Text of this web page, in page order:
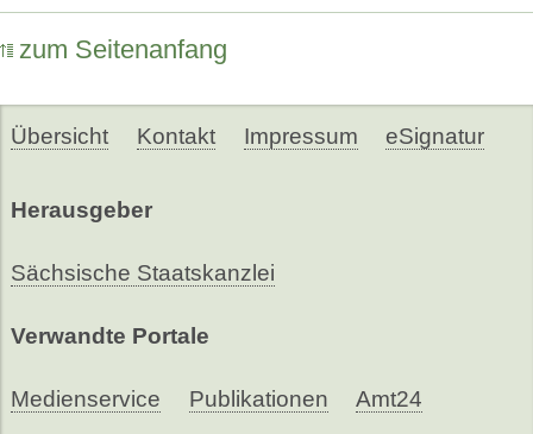
zum Seitenanfang
Übersicht Kontakt Impressum eSignatur
Herausgeber
Sächsische Staatskanzlei
Verwandte Portale
Medienservice Publikationen Amt24